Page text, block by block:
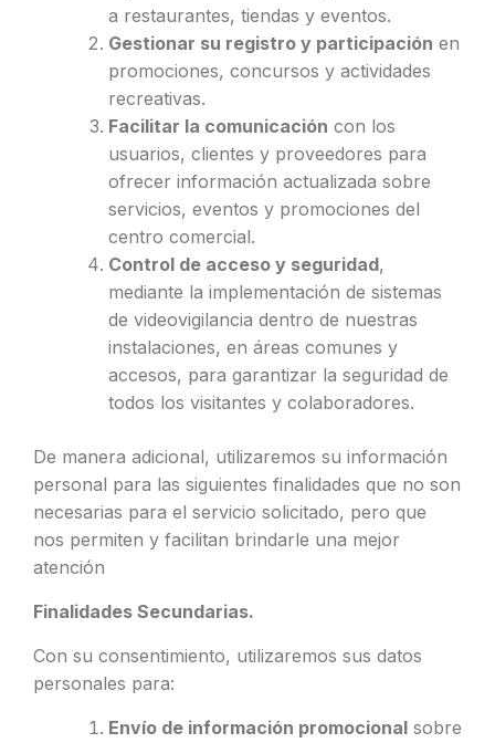
a restaurantes, tiendas y eventos.
Gestionar su registro y participación en
promociones, concursos y actividades
recreativas.
Facilitar la comunicación con los
usuarios, clientes y proveedores para
ofrecer información actualizada sobre
servicios, eventos y promociones del
centro comercial.
Control de acceso y seguridad,
mediante la implementación de sistemas
de videovigilancia dentro de nuestras
instalaciones, en áreas comunes y
accesos, para garantizar la seguridad de
todos los visitantes y colaboradores.
De manera adicional, utilizaremos su información
personal para las siguientes finalidades que no son
necesarias para el servicio solicitado, pero que
nos permiten y facilitan brindarle una mejor
atención
Finalidades Secundarias.
Con su consentimiento, utilizaremos sus datos
personales para:
Envío de información promocional sobre